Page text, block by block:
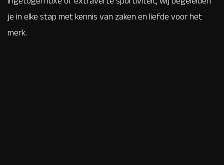
je in elke stap met kennis van zaken en liefde voor het
merk.